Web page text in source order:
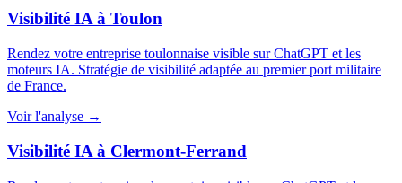
Visibilité IA à Toulon
Rendez votre entreprise toulonnaise visible sur ChatGPT et les
moteurs IA. Stratégie de visibilité adaptée au premier port militaire
de France.
Voir l'analyse →
Visibilité IA à Clermont-Ferrand